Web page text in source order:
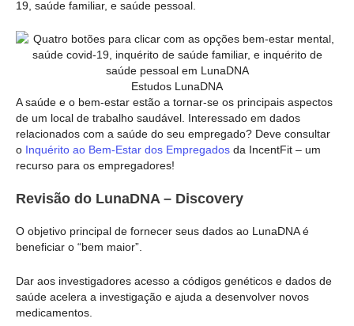
19, saúde familiar, e saúde pessoal.
Estudos LunaDNA
A saúde e o bem-estar estão a tornar-se os principais aspectos
de um local de trabalho saudável. Interessado em dados
relacionados com a saúde do seu empregado? Deve consultar
o Inquérito ao Bem-Estar dos Empregados da IncentFit – um
recurso para os empregadores!
Revisão do LunaDNA – Discovery
O objetivo principal de fornecer seus dados ao LunaDNA é
beneficiar o “bem maior”.
Dar aos investigadores acesso a códigos genéticos e dados de
saúde acelera a investigação e ajuda a desenvolver novos
medicamentos.